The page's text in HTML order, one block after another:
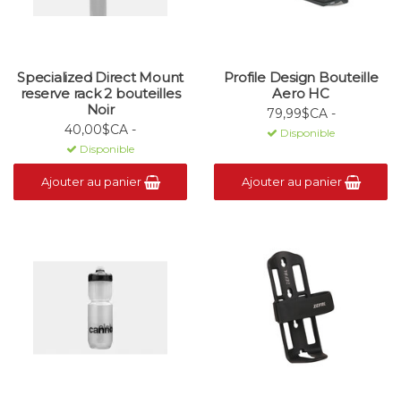
Specialized Direct Mount
reserve rack 2 bouteilles
Noir
40,00$CA -
Disponible
Ajouter au panier
Profile Design Bouteille
Aero HC
79,99$CA -
Disponible
Ajouter au panier